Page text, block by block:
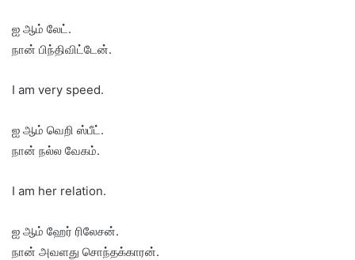
ஐ ஆம் லேட்.
நான் பிந்திவிட்டேன்.
I am very speed.
ஐ ஆம் வெறி ஸ்பீட்.
நான் நல்ல வேகம்.
I am her relation.
ஐ ஆம் ஹேர் ரிலேசன்.
நான் அவளது சொந்தக்காரன்.